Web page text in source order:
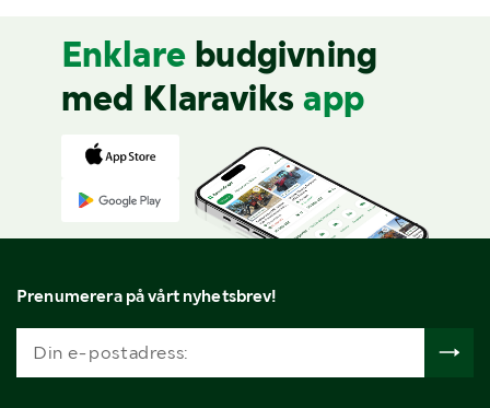
Enklare budgivning
med Klaraviks app
Prenumerera på vårt nyhetsbrev!